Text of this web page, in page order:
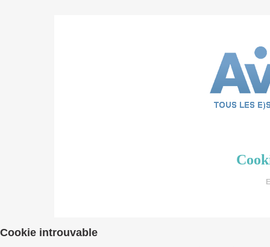
Cookie introuvable